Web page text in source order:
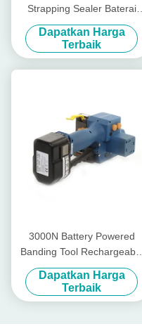
Strapping Sealer Baterai
Tensioner Rechargeable Pp
Strap Packing Machine
Dapatkan Harga
Terbaik
3000N Battery Powered
Banding Tool
Pp Strapping Tool PET Band
13mm - 19mm
Dapatkan Harga
Terbaik